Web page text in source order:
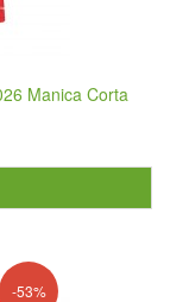
Manica Corta
-53%